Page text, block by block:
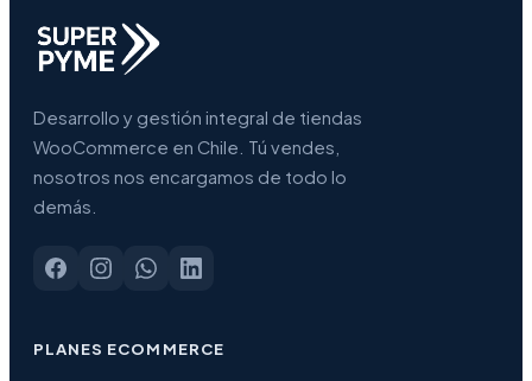
Desarrollo y gestión integral de tiendas
WooCommerce en Chile. Tú vendes,
nosotros nos encargamos de todo lo
demás.
PLANES ECOMMERCE